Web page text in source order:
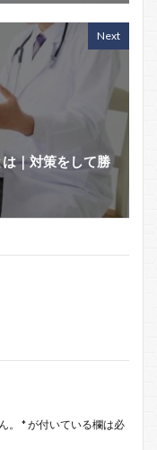
Next
｜対策をして勝
。 *が付いている欄は必